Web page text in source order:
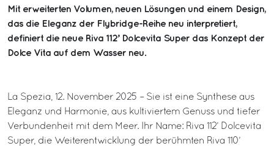
Mit erweiterten Volumen, neuen Lösungen und einem Design,
das die Eleganz der Flybridge-Reihe neu interpretiert,
definiert die neue Riva 112’ Dolcevita Super das Konzept der
Dolce Vita auf dem Wasser neu.
La Spezia, 12. November 2025 – Sie ist eine Synthese aus
Eleganz und Harmonie, aus kultiviertem Genuss und tiefer
Verbundenheit mit dem Meer. Ihr Name: Riva 112’ Dolcevita
Super, die Weiterentwicklung der berühmten Riva 110’